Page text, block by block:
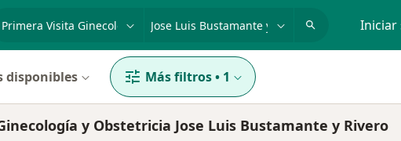
Iniciar
disponibles Más filtros• 1
y Obstetricia Jose Luis Bustamante y Rivero